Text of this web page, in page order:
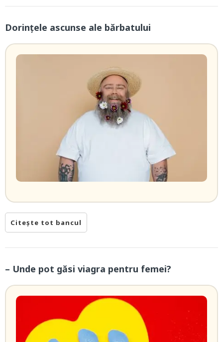
Dorințele ascunse ale bărbatului
Citește tot bancul
– Unde pot găsi viagra pentru femei?